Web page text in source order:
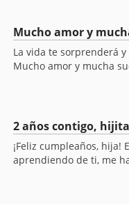
Mucho amor y
La vida te sorprenderá
Mucho amor y mucha
2 años contigo, hijita
¡Feliz cumpleaños, hija!
aprendiendo de ti, me